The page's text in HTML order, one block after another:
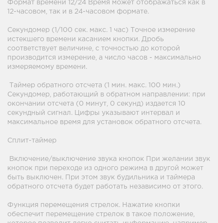
Формат времени 12/24 Время может отображаться как в
12-часовом, так и в 24-часовом формате.
Секундомер (1/100 сек. макс. 1 час) Точное измерение
истекшего времени касанием кнопки. Дробь
соответствует величине, с точностью до которой
производится измерение, а число часов - максимально
измеряемому времени.
Таймер обратного отсчета (1 мин. макс. 100 мин.)
Секундомер, работающий в обратном направлении: при
окончании отсчета (0 минут, 0 секунд) издается 10
секундный сигнал. Цифры указывают интервал и
максимальное время для установок обратного отсчета.
Сплит-таймер
Включение/выключение звука кнопок При желании звук
кнопок при переходе из одного режима в другой может
быть выключен. При этом звук будильника и таймера
обратного отсчета будет работать независимо от этого.
Функция перемещения стрелок. Нажатие кнопки
обеспечит перемещение стрелок в такое положение,